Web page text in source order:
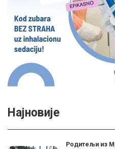
Најновије
Родитељи из